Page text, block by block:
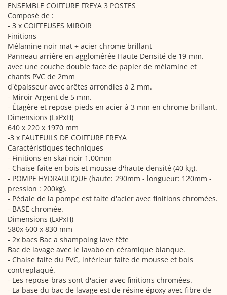
ENSEMBLE COIFFURE FREYA 3 POSTES
Composé de :
- 3 x COIFFEUSES MIROIR
Finitions
Mélamine noir mat + acier chrome brillant
Panneau arrière en agglomérée Haute Densité de 19 mm.
avec une couche double face de papier de mélamine et
chants PVC de 2mm
d'épaisseur avec arêtes arrondies à 2 mm.
- Miroir Argent de 5 mm.
- Étagère et repose-pieds en acier à 3 mm en chrome brillant.
Dimensions (LxPxH)
640 x 220 x 1970 mm
-3 x FAUTEUILS DE COIFFURE FREYA
Caractéristiques techniques
- Finitions en skaï noir 1,00mm
- Chaise faite en bois et mousse d'haute densité (40 kg).
- POMPE HYDRAULIQUE (haute: 290mm - longueur: 120mm -
pression : 200kg).
- Pédale de la pompe est faite d'acier avec finitions chromées.
- BASE chromée.
Dimensions (LxPxH)
580x 600 x 830 mm
- 2x bacs Bac a shampoing lave tête
Bac de lavage avec le lavabo en céramique blanque.
- Chaise faite du PVC, intérieur faite de mousse et bois
contreplaqué.
- Les repose-bras sont d'acier avec finitions chromées.
- La base du bac de lavage est de résine époxy avec fibre de